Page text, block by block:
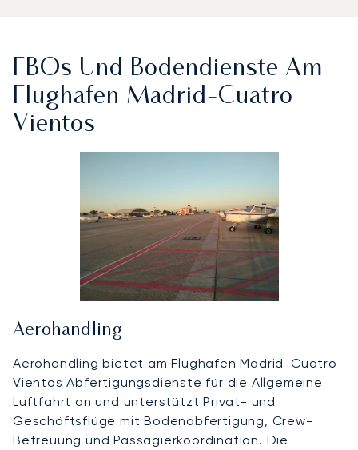
FBOs Und Bodendienste Am
Flughafen Madrid-Cuatro
Vientos
Aerohandling
Aerohandling bietet am Flughafen Madrid-Cuatro
Vientos Abfertigungsdienste für die Allgemeine
Luftfahrt an und unterstützt Privat- und
Geschäftsflüge mit Bodenabfertigung, Crew-
Betreuung und Passagierkoordination. Die